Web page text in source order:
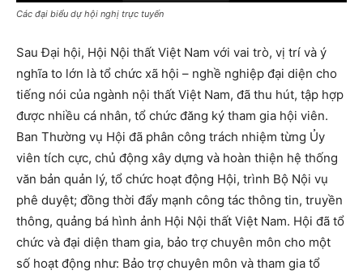
Các đại biểu dự hội nghị trực tuyến
Sau Đại hội, Hội Nội thất Việt Nam với vai trò, vị trí và ý
nghĩa to lớn là tổ chức xã hội – nghề nghiệp đại diện cho
tiếng nói của ngành nội thất Việt Nam, đã thu hút, tập hợp
được nhiều cá nhân, tổ chức đăng ký tham gia hội viên.
Ban Thường vụ Hội đã phân công trách nhiệm từng Ủy
viên tích cực, chủ động xây dựng và hoàn thiện hệ thống
văn bản quản lý, tổ chức hoạt động Hội, trình Bộ Nội vụ
phê duyệt; đồng thời đẩy mạnh công tác thông tin, truyền
thông, quảng bá hình ảnh Hội Nội thất Việt Nam. Hội đã tổ
chức và đại diện tham gia, bảo trợ chuyên môn cho một
số hoạt động như: Bảo trợ chuyên môn và tham gia tổ